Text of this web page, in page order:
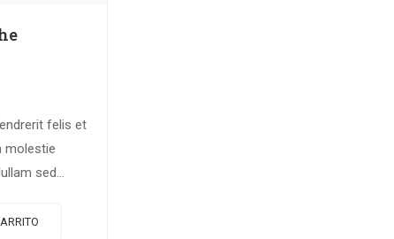
felis et
molestie
sed
ullamcorper